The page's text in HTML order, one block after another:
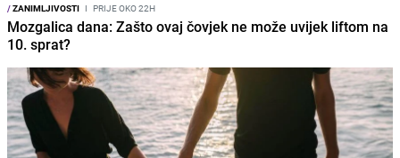
/ZANIMLJIVOSTI I PRIJE OKO 22H
Mozgalica dana: Zašto ovaj čovjek ne može uvijek liftom na
10. sprat?